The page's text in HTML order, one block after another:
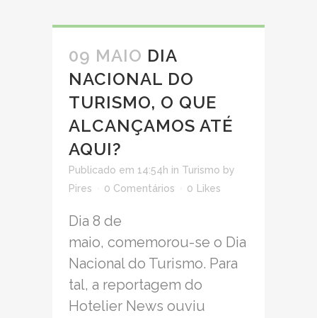
09 MAIO DIA
NACIONAL DO
TURISMO, O QUE
ALCANÇAMOS ATÉ
AQUI?
Publicado em 14:54h in Turismo by
Pires
0 Comentários 0 Likes
Dia 8 de
maio, comemorou-se o Dia
Nacional do Turismo. Para
tal, a reportagem do
Hotelier News ouviu